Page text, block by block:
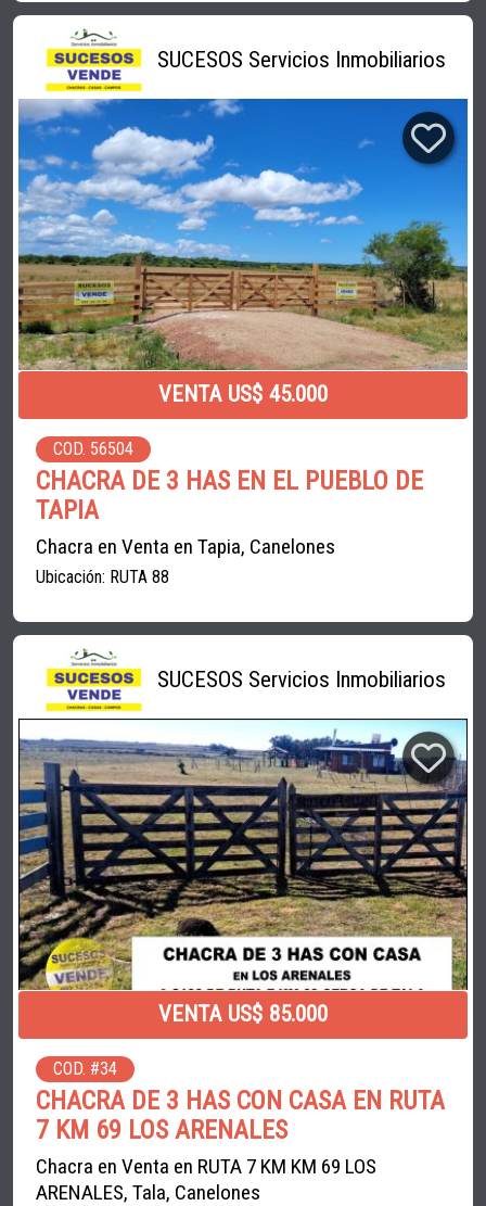
SUCESOS Servicios Inmobiliarios
VENTA US$ 45.000
COD. 56504
CHACRA DE 3 HAS EN EL PUEBLO DE
TAPIA
Chacra en Venta en Tapia, Canelones
Ubicación: RUTA 88
SUCESOS Servicios Inmobiliarios
VENTA US$ 85.000
COD. #34
CHACRA DE 3 HAS CON CASA EN RUTA
7 KM 69 LOS ARENALES
Chacra en Venta en RUTA 7 KM KM 69 LOS
ARENALES, Tala, Canelones